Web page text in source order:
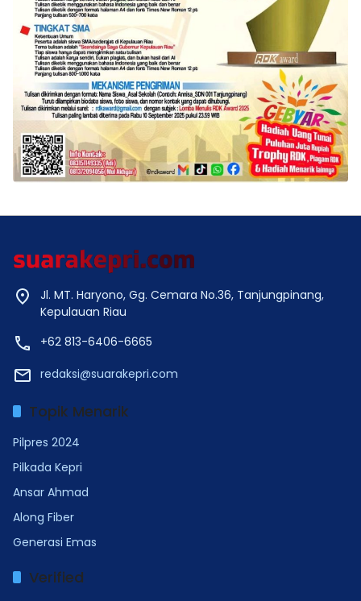
Jl. MT. Haryono, Gg. Cemara No.36, Tanjungpinang,
Kepulauan Riau
+62 813-6406-6665
redaksi@suarakepri.com
Topik Menarik
Pilpres 2024
Pilkada Kepri
Ansar Ahmad
Along Fiber
Generasi Emas
Verified